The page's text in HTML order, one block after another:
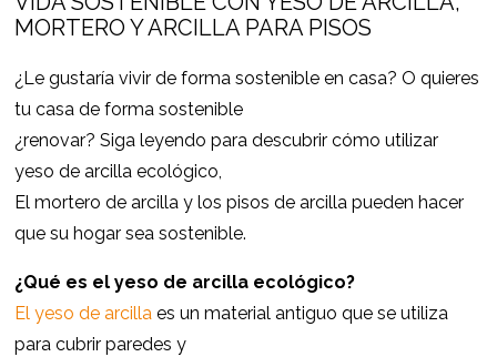
MORTERO Y ARCILLA PARA PISOS
¿Le gustaría vivir de forma sostenible en casa? O quieres
tu casa de forma sostenible
¿renovar? Siga leyendo para descubrir cómo utilizar
yeso de arcilla ecológico,
El mortero de arcilla y los pisos de arcilla pueden hacer
que su hogar sea sostenible.
¿Qué es el yeso de arcilla ecológico?
El yeso de arcilla es un material antiguo que se utiliza
para cubrir paredes y